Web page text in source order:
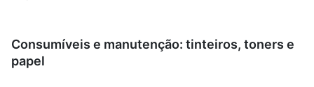
Consumíveis e manutenção: tinteiros, toners e
papel